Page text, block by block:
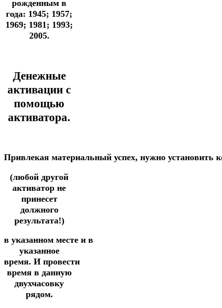
рожденным в
года: 1945; 1957;
1969; 1981; 1993;
2005.
Денежные
активации с
помощью
активатора.
Привлекая материальный успех, нужно установить
(любой другой
активатор не
принесет
должного
результата!)
в указанном месте и в
указанное
время. И провести
время в данную
двухчасовку
рядом.